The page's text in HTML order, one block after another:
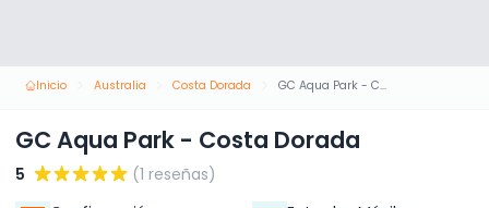
Inicio Australia Costa Dorada GC Aqua Park - Costa Dorada
GC Aqua Park - Costa Dorada
5
(1 reseñas)